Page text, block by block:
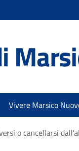
Vivere Marsico
o cancellarsi